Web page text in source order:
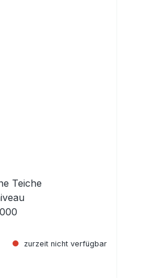
Teiche
zurzeit nicht verfügbar